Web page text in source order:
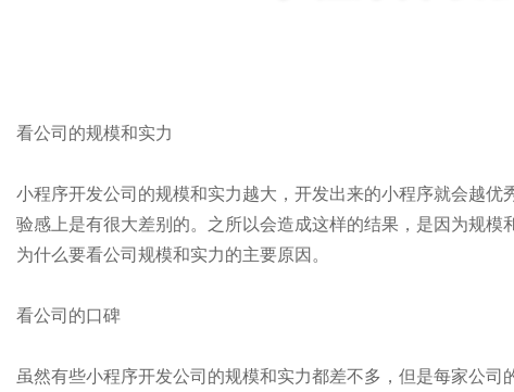
看公司的规模和实力
小程序开发公司的规模和实力越大，开发出来的小程序就会越
验感上是有很大差别的。之所以会造成这样的结果，是因为规
为什么要看公司规模和实力的主要原因。
看公司的口碑
虽然有些小程序开发公司的规模和实力都差不多，但是每家公